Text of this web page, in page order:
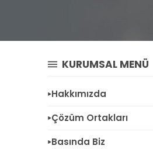
KURUMSAL MENÜ
Hakkımızda
Çözüm Ortakları
Basında Biz